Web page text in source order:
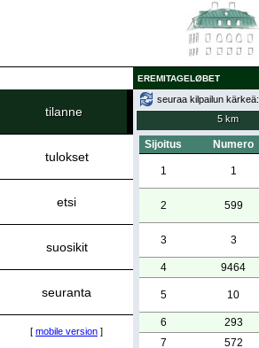
EREMITAGELØBET
tilanne
tulokset
etsi
suosikit
seuranta
[ mobile version ]
seuraa kilpailun kärkeä:
5 km
Sijoitus Numero
1 1
2 599
3 3
4 9464
5 10
6 293
7
572